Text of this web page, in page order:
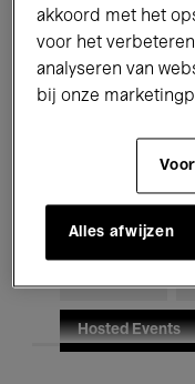
Performances
Jazz
Elektronische
Voor iedereen
Hosted Events
akkoord met het
voor het
analyseren van
bij onze
Alles afwijzen